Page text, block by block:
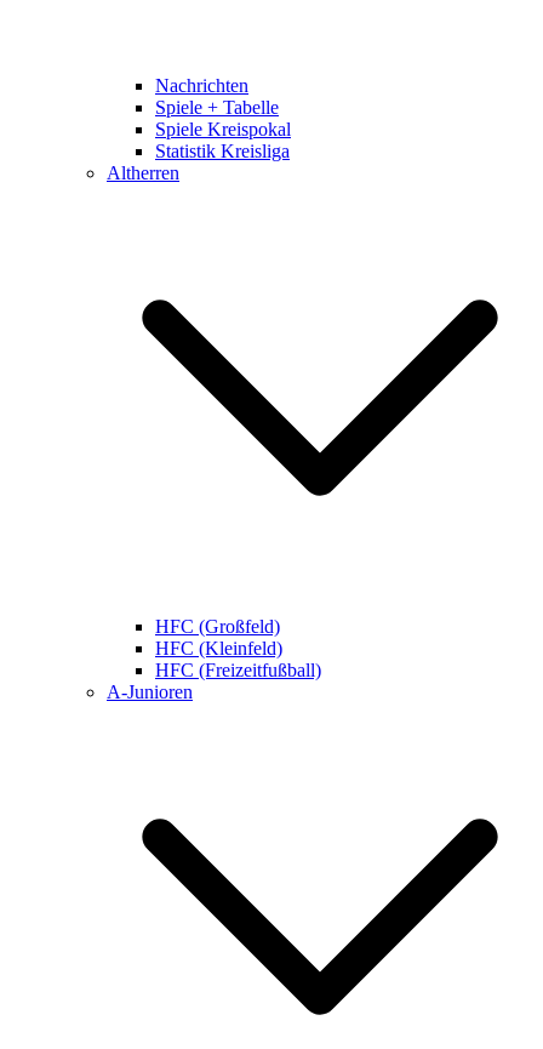
Nachrichten
Spiele + Tabelle
Spiele Kreispokal
Statistik Kreisliga
Altherren
HFC (Großfeld)
HFC (Kleinfeld)
HFC (Freizeitfußball)
A-Junioren